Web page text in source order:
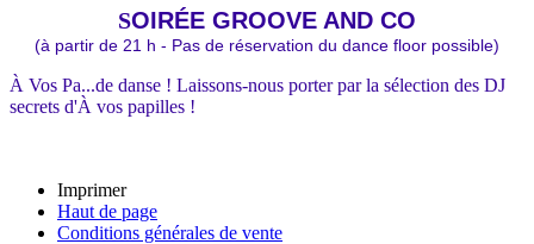
SOIRÉE GROOVE AND CO
(à partir de 21 h - Pas de réservation du dance floor possible)
À Vos Pa...de danse ! Laissons-nous porter par la sélection des DJ
secrets d'À vos papilles !
Imprimer
Haut de page
Conditions générales de vente